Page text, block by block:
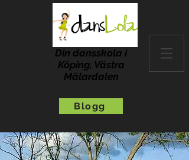
Din dansskola i
Köping, Västra
Mälardalen
Blogg